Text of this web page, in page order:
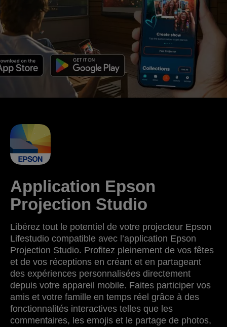
Application Epson
Projection Studio
Libérez tout le potentiel de votre projecteur Epson
Lifestudio compatible avec l’application Epson
Projection Studio. Profitez pleinement de vos fêtes
et de vos réceptions en créant et en partageant
des expériences personnalisées directement
depuis votre appareil mobile. Faites participer vos
amis et votre famille en temps réel grâce à des
fonctionnalités interactives telles que les
commentaires, les emojis et le partage de photos,